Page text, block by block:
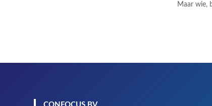
Maar wie,